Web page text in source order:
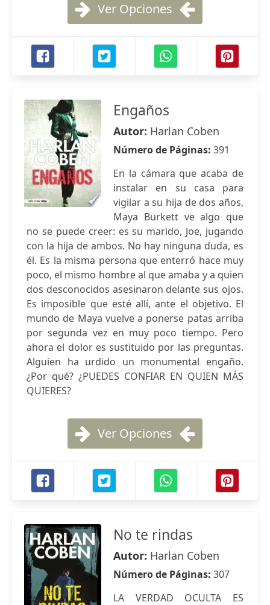
Ver Opciones
Engaños
Autor: Harlan Coben
Número de Páginas: 391
En la cámara que acaba de
instalar en su casa para
vigilar a su hija de dos años,
Maya Burkett ve algo que
no se puede creer: es su marido, Joe, jugando
con la hija de ambos. No hay ninguna duda, es
él. Es la misma persona que enterró hace muy
poco, el mismo hombre al que amaba y a quien
dos desconocidos asesinaron delante sus ojos.
Es imposible que esté allí, ante el objetivo. El
mundo de Maya vuelve a ponerse patas arriba
por segunda vez en muy poco tiempo. Pero
ahora el dolor es sustituido por las preguntas.
Alguien ha urdido un monumental engaño.
¿Por qué? ¿PUEDES CONFIAR EN QUIEN MÁS
QUIERES?
Ver Opciones
No te rindas
Autor: Harlan Coben
Número de Páginas: 307
LA VERDAD OCULTA ES